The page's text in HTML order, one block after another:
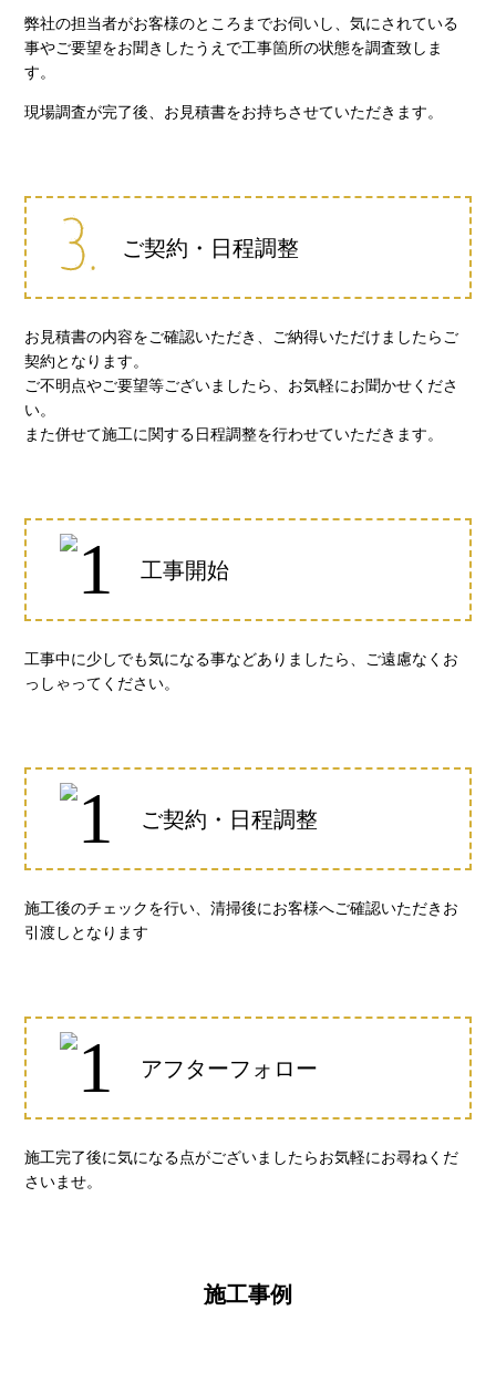
弊社の担当者がお客様のところまでお伺いし、気にされている
事やご要望をお聞きしたうえで工事箇所の状態を調査致しま
す。
現場調査が完了後、お見積書をお持ちさせていただきます。
ご契約・日程調整
お見積書の内容をご確認いただき、ご納得いただけましたらご
契約となります。
ご不明点やご要望等ございましたら、お気軽にお聞かせくださ
い。
また併せて施工に関する日程調整を行わせていただきます。
工事開始
工事中に少しでも気になる事などありましたら、ご遠慮なくお
っしゃってください。
ご契約・日程調整
施工後のチェックを行い、清掃後にお客様へご確認いただきお
引渡しとなります
アフターフォロー
施工完了後に気になる点がございましたらお気軽にお尋ねくだ
さいませ。
施工事例